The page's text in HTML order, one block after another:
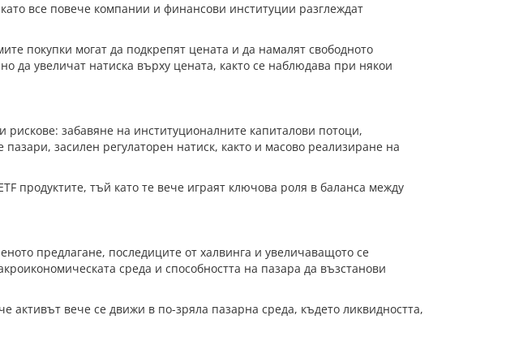
все повече компании и финансови институции разглеждат
покупки могат да подкрепят цената и да намалят свободното
да увеличат натиска върху цената, както се наблюдава при някои
забавяне на институционалните капиталови потоци,
засилен регулаторен натиск, както и масово реализиране на
продуктите, тъй като те вече играят ключова роля в баланса между
предлагане, последиците от халвинга и увеличаващото се
среда и способността на пазара да възстанови
активът вече се движи в по-зряла пазарна среда, където ликвидността,